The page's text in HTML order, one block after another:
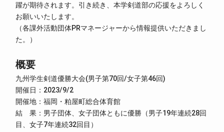
躍が期待されます。引き続き、本学剣道部の応援をよろしく
お願いいたします。
（各課外活動団体PRマネージャーから情報提供いただきまし
た。）
概要
九州学生剣道優勝大会(男子第70回/女子第46回)
開催日：2023/9/2
開催地：福岡・粕屋町総合体育館
結 果：男子団体、女子団体ともに優勝（男子19年連続28回
目、女子7年連続32回目）